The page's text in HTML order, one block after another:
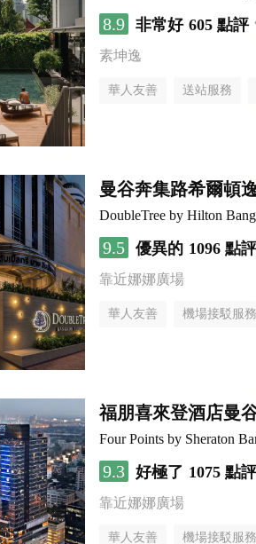
8.9 非常好 605 點評
素坤逸
華人友善 送站服務
曼谷奔集路希爾頓
DoubleTree by Hilton
9.5 優異的 1096 點評
靠近娜娜廣場
華人友善 機場接駁服務
福朋喜來登酒店曼
Four Points by Sheraton
9.3 好極了 1075 點評
靠近娜娜廣場
華人友善 機場接駁服務